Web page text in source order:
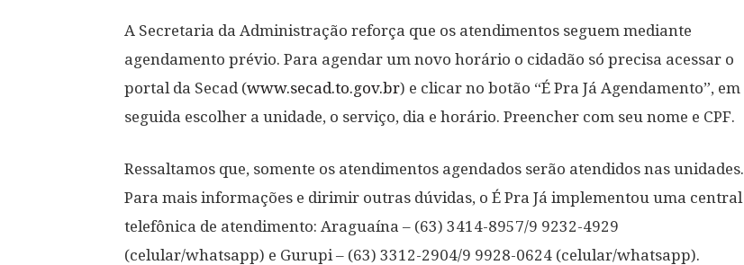
A Secretaria da Administração reforça que os atendimentos seguem mediante
agendamento prévio. Para agendar um novo horário o cidadão só precisa acessar o
portal da Secad (www.secad.to.gov.br) e clicar no botão “É Pra Já Agendamento”, em
seguida escolher a unidade, o serviço, dia e horário. Preencher com seu nome e CPF.
Ressaltamos que, somente os atendimentos agendados serão atendidos nas unidades.
Para mais informações e dirimir outras dúvidas, o É Pra Já implementou uma central
telefônica de atendimento: Araguaína – (63) 3414-8957/9 9232-4929
(celular/whatsapp) e Gurupi – (63) 3312-2904/9 9928-0624 (celular/whatsapp).